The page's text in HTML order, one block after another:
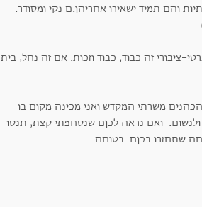
והם תמיד ישאירו אחריהן.ם נקי ומסודר.
ציבורי זה כבוד, כבוד וזכות. אם זה נחל, בית
משרתי המקדש ואני מכינה מקום בו
ואם נראה לכןם שנסחפתי קצת, תנסו
שתחזרו בכןם. בטוחה.